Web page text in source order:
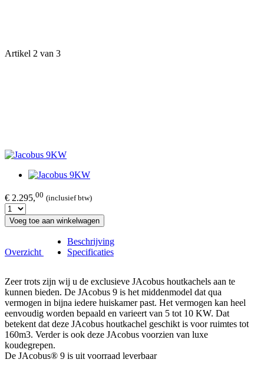
Artikel 2 van 3
€ 2.295,00 (inclusief btw)
Voeg toe aan winkelwagen
Overzicht
Beschrijving
Specificaties
Zeer trots zijn wij u de exclusieve JAcobus houtkachels aan te
kunnen bieden. De JAcobus 9 is het middenmodel dat qua
vermogen in bijna iedere huiskamer past. Het vermogen kan heel
eenvoudig worden bepaald en varieert van 5 tot 10 KW. Dat
betekent dat deze JAcobus houtkachel geschikt is voor ruimtes tot
160m3. Verder is ook deze JAcobus voorzien van luxe
koudegrepen.
De JAcobus® 9 is uit voorraad leverbaar